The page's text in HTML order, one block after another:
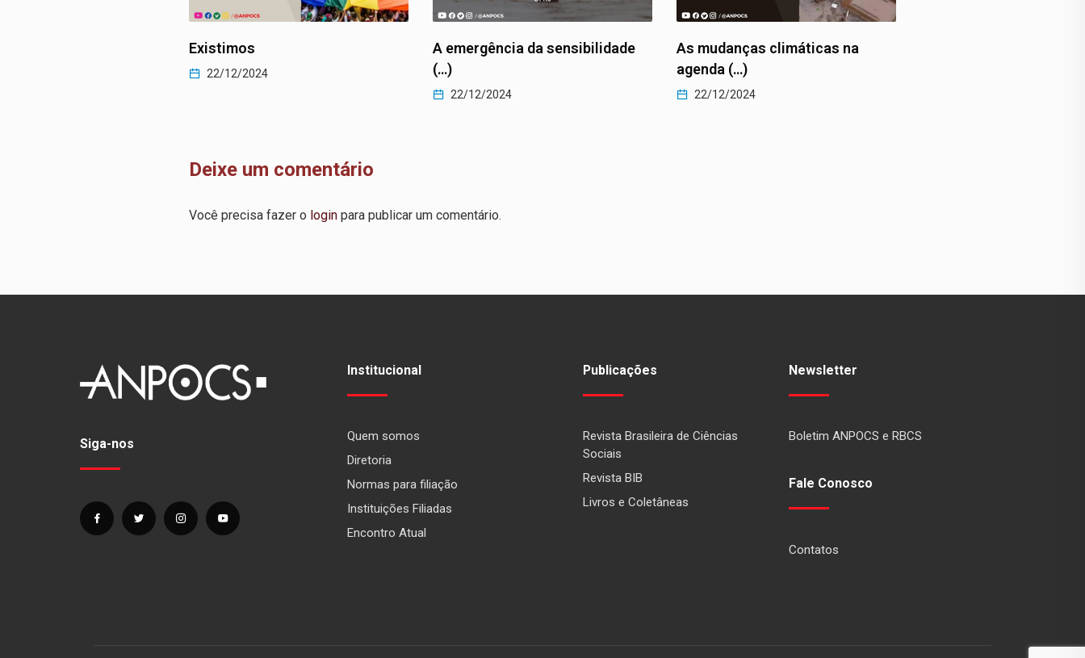
Existimos
22/12/2024
A emergência da sensibilidade
(…)
22/12/2024
As mudanças climáticas na
agenda (…)
22/12/2024
Deixe um comentário
Você precisa fazer o login para publicar um comentário.
Siga-nos
Institucional
Quem somos
Diretoria
Normas para filiação
Instituições Filiadas
Encontro Atual
Publicações
Revista Brasileira de Ciências
Sociais
Revista BIB
Livros e Coletâneas
Newsletter
Boletim ANPOCS e RBCS
Fale Conosco
Contatos